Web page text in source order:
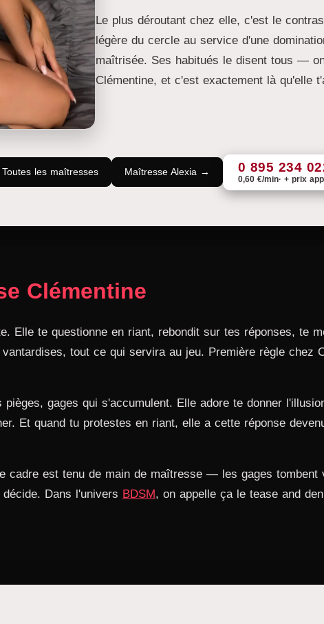
Le plus déroutant chez elle, c'est le
légère du cercle au service d'une
maîtrisée. Ses habitués le disent tous —
Clémentine, et c'est exactement là qu'elle
Toutes les maîtresses Maîtresse Alexia → 0 895 234
0,60 €/min + prix
Clémentine
Elle te questionne en riant, rebondit sur tes réponses, te
tout ce qui servira au jeu. Première règle chez
gages qui s'accumulent. Elle adore te donner
Et quand tu protestes en riant, elle a cette réponse
cadre est tenu de main de maîtresse — les gages tombent
Dans l'univers BDSM, on appelle ça le tease and